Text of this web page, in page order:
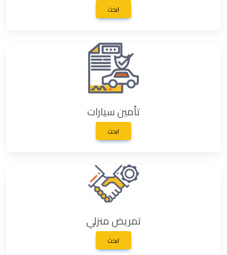
ابحث
تأمين سيارات
ابحث
تمريض منزلي
ابحث